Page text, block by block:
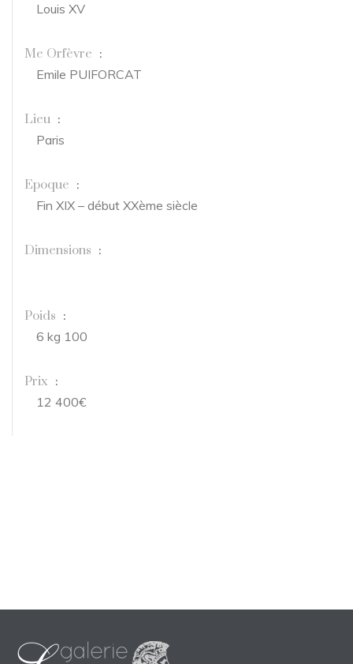
Louis XV
Me Orfèvre :
Emile PUIFORCAT
Lieu :
Paris
Epoque :
Fin XIX – début XXème siècle
Dimensions :
Poids :
6 kg 100
Prix :
12 400€